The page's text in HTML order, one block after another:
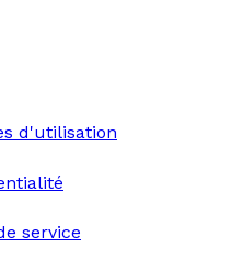
d'utilisation
service